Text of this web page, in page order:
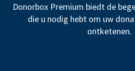
Donorbox Premium biedt de
die u nodig hebt om uw
ontketenen.